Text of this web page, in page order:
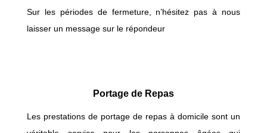
Sur les périodes de fermeture, n’hésitez pas à nous
laisser un message sur le répondeur
Portage de Repas
Les prestations de portage de repas à domicile sont un